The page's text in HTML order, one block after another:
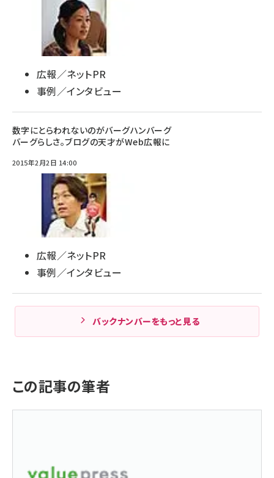
広報／ネットPR
事例／インタビュー
数字にとらわれないのがバーグハンバーグ
バーグらしさ。ブログの天才がWeb広報に
2015年2月2日 14:00
広報／ネットPR
事例／インタビュー
バックナンバーをもっと見る
この記事の筆者